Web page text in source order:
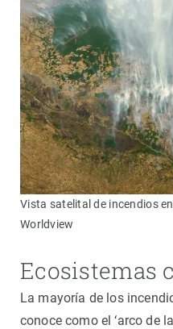
Vista satelital de incendios
Worldview
Ecosistemas
La mayoría de los
conoce como el ‘arco de